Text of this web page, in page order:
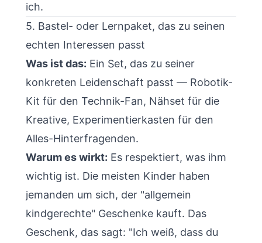
ich.
5. Bastel- oder Lernpaket, das zu seinen
echten Interessen passt
Was ist das: Ein Set, das zu seiner
konkreten Leidenschaft passt — Robotik-
Kit für den Technik-Fan, Nähset für die
Kreative, Experimentierkasten für den
Alles-Hinterfragenden.
Warum es wirkt: Es respektiert, was ihm
wichtig ist. Die meisten Kinder haben
jemanden um sich, der "allgemein
kindgerechte" Geschenke kauft. Das
Geschenk, das sagt: "Ich weiß, dass du